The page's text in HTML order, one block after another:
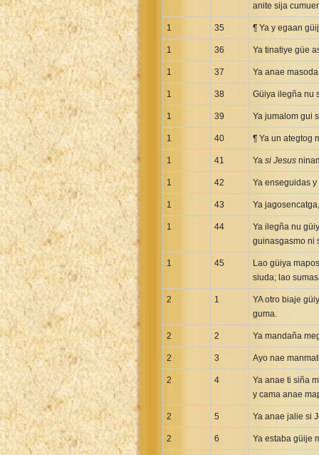
Uma New Testament
Vietnamese 1934 Bible
anite sija
1 35 ¶ Ya y egaan
1 36 Ya tinatiye güe
1 37 Ya anae
1 38 Güiya ilegña nu
1 39 Ya jumalom gui
1 40 ¶ Ya un ategtog
1 41 Ya si Jesus
1 42 Ya enseguidas
1 43 Ya
1 44
Ya ilegña nu
guinasgasmo ni
1 45
Lao güiya
siuda; lao
2 1
YA otro biaje
guma.
2 2 Ya mandaña
2 3 Ayo nae
2 4
Ya anae ti siña
y cama anae
2 5 Ya anae jalie si
2 6 Ya estaba güije